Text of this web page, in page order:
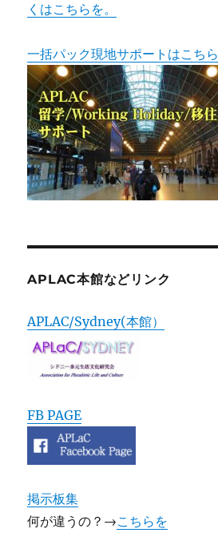
くはこちらを。
一括パック現地サポートはこちら
APLAC本館などリンク
APLAC/Sydney(本館）
FB PAGE
掲示板集
何が違うの？→こちらを